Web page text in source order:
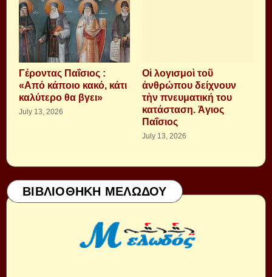
Γέροντας Παΐσιος :
«Από κάποιο κακό, κάτι
καλύτερο θα βγει»
July 13, 2026
Οἱ λογισμοὶ τοῦ
ἀνθρώπου δείχνουν
τὴν πνευματική του
κατάσταση. Ἁγιος
Παΐσιος
July 13, 2026
ΒΙΒΛΙΟΘΗΚΗ ΜΕΛΩΔΟΥ